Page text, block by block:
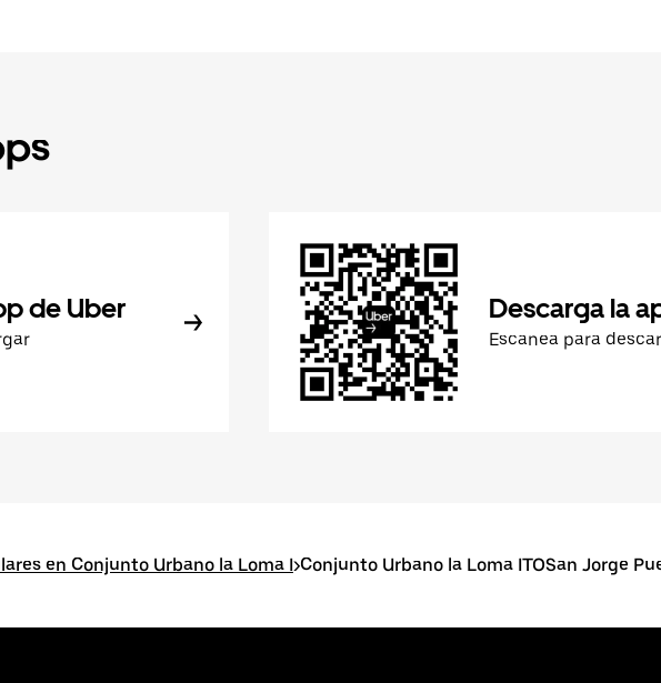
de Uber Descarga la
Escanea para
en Conjunto Urbano la Loma I>Conjunto Urbano la Loma ITOSan Jorge